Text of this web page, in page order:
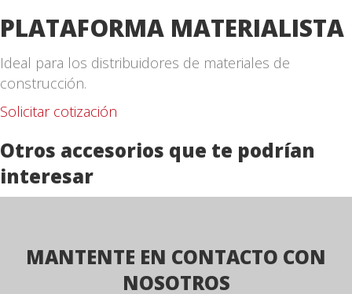
PLATAFORMA MATERIALISTA
Ideal para los distribuidores de materiales de
construcción.
Solicitar cotización
Otros accesorios que te podrían
interesar
MANTENTE EN CONTACTO CON
NOSOTROS